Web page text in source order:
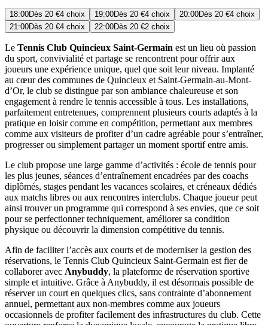
18:00Dès 20 €4 choix 19:00Dès 20 €4 choix 20:00Dès 20 €4 choix
21:00Dès 20 €4 choix 22:00Dès 20 €2 choix
Le Tennis Club Quincieux Saint-Germain est un lieu où passion
du sport, convivialité et partage se rencontrent pour offrir aux
joueurs une expérience unique, quel que soit leur niveau. Implanté
au cœur des communes de Quincieux et Saint-Germain-au-Mont-
d’Or, le club se distingue par son ambiance chaleureuse et son
engagement à rendre le tennis accessible à tous. Les installations,
parfaitement entretenues, comprennent plusieurs courts adaptés à la
pratique en loisir comme en compétition, permettant aux membres
comme aux visiteurs de profiter d’un cadre agréable pour s’entraîner,
progresser ou simplement partager un moment sportif entre amis.
Le club propose une large gamme d’activités : école de tennis pour
les plus jeunes, séances d’entraînement encadrées par des coachs
diplômés, stages pendant les vacances scolaires, et créneaux dédiés
aux matchs libres ou aux rencontres interclubs. Chaque joueur peut
ainsi trouver un programme qui correspond à ses envies, que ce soit
pour se perfectionner techniquement, améliorer sa condition
physique ou découvrir la dimension compétitive du tennis.
Afin de faciliter l’accès aux courts et de moderniser la gestion des
réservations, le Tennis Club Quincieux Saint-Germain est fier de
collaborer avec Anybuddy, la plateforme de réservation sportive
simple et intuitive. Grâce à Anybuddy, il est désormais possible de
réserver un court en quelques clics, sans contrainte d’abonnement
annuel, permettant aux non-membres comme aux joueurs
occasionnels de profiter facilement des infrastructures du club. Cette